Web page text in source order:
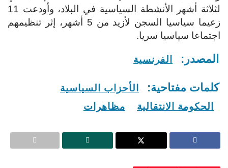
لثلاثة أشهر الأنشطة السياسية في البلاد، وأودعت 11
زعيما سياسيا السجن لأزيد من 5 أشهر، إثر تنظيمهم
اجتماعا سياسيا سريا.
المصدر: الفرنسية
كلمات مفتاحية:
الأحزاب السياسية
الحكومة الانتقالية
مظاهرات